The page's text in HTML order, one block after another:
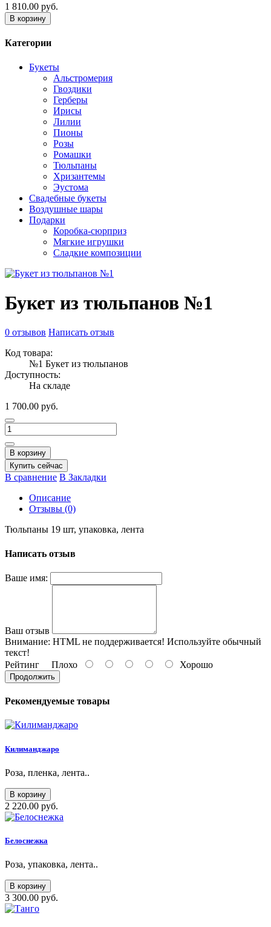
1 810.00 руб.
В корзину
Категории
Букеты
Альстромерия
Гвоздики
Герберы
Ирисы
Лилии
Пионы
Розы
Ромашки
Тюльпаны
Хризантемы
Эустома
Свадебные букеты
Воздушные шары
Подарки
Коробка-сюрприз
Мягкие игрушки
Сладкие композиции
Букет из тюльпанов №1
0 отзывов Написать отзыв
Код товара:
№1 Букет из тюльпанов
Доступность:
На складе
1 700.00 руб.
В корзину
Купить сейчас
В сравнение В Закладки
Описание
Отзывы (0)
Тюльпаны 19 шт, упаковка, лента
Написать отзыв
Ваше имя:
Ваш отзыв
Внимание: HTML не поддерживается! Используйте обычный
текст!
Рейтинг Плохо Хорошо
Продолжить
Рекомендуемые товары
Килиманджаро
Роза, пленка, лента..
В корзину
2 220.00 руб.
Белоснежка
Роза, упаковка, лента..
В корзину
3 300.00 руб.